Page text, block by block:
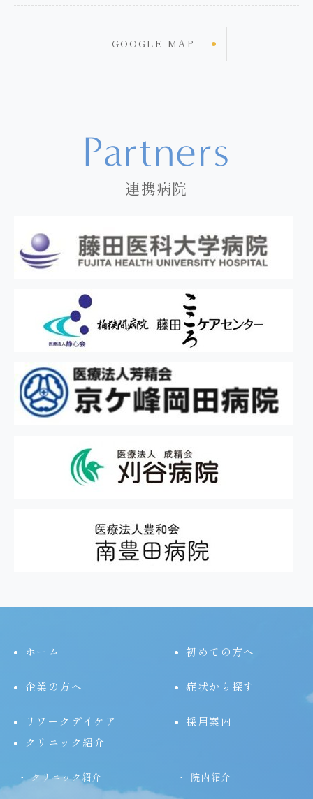
GOOGLE MAP
Partners
連携病院
ホーム 初めての方へ
企業の方へ 症状から探す
リワークデイケア
採用案内
クリニック紹介
クリニック紹介 院内紹介